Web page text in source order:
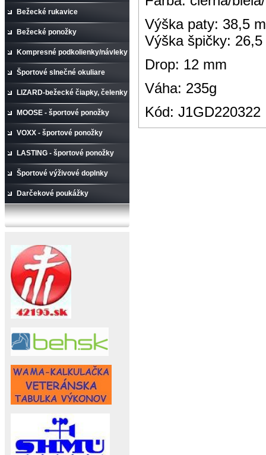
Bežecké rukavice
Bežecké ponožky
Kompresné podkolienky/návleky
Športové slnečné okuliare
LIZARD-bežecké čiapky, čelenky
MOOSE - športové ponožky
VOXX - športové ponožky
LASTING - športové ponožky
Športové výživové doplnky
Darčekové poukážky
Výška paty: 38,5
Výška špičky: 26,5
Drop: 12 mm
Váha: 235g
Kód: J1GD220322